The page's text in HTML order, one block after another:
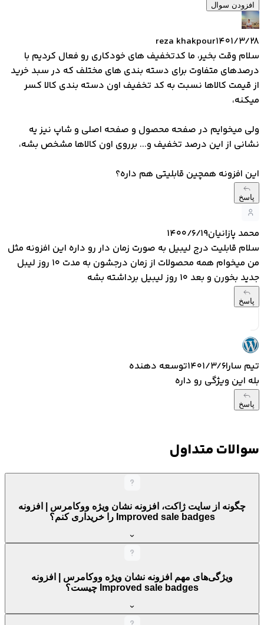
افزودن سوال
reza khakpour۱۴۰۱/۳/۲۸
سلام وقت بخیر، ما کدتخفیف های خودکاری رو فعال کردیم با
درصدهای متفاوت برای دسته بندی های مختلف که در سبد خرید
از قیمت کالاها نسبت به کد تخفیف اون دسته بندی کالا کسر
میکنه،
ولی میخوایم در صفحه محصول و صفحه اصلی و شاپ نیز یه
نشانی از این درصد تخفیف و... برروی اون کالاها مشخص بشه،
این افزونه همچین قابلیتی هم داره؟
پاسخ
محمد پازانیان۱۴۰۰/۶/۱۹
سلام قابلیت درج لیبیل به صورت زمان دار رو داره این افزونه مثل
من میخوام همه محصولات از زمان درجشون به مدت ۱۰ روز لیبل
جدید بخورن و بعد ۱۰ روز لیبیل برداشته بشه
پاسخ
تیم سارا۱۴۰۱/۳/۶توسعه دهنده
بله این ویژگی رو داره
پاسخ
سوالات متداول
چگونه از سایت ژاکت، افزونه نشان ویژه ووکامرس | افزونه
Improved sale badges را خریداری کنم؟
ویژگی‌های مهم افزونه نشان ویژه ووکامرس | افزونه
Improved sale badges چیست؟